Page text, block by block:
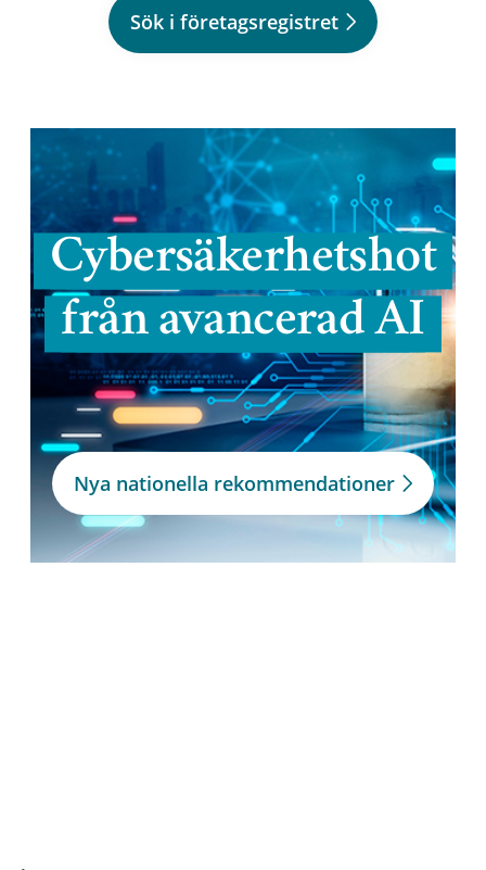
Sök i företagsregistret
Cybersäkerhetshot
från avancerad AI
Nya nationella rekommendationer